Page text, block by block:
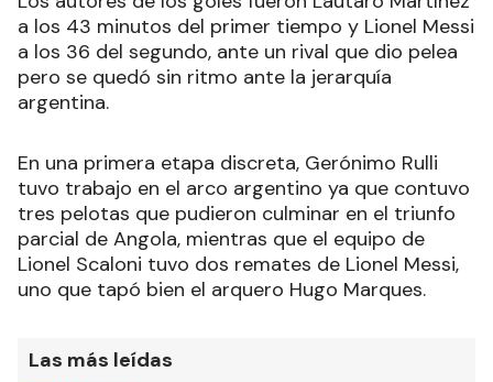
a los 43 minutos del primer tiempo y Lionel Messi
a los 36 del segundo, ante un rival que dio pelea
pero se quedó sin ritmo ante la jerarquía
argentina.
En una primera etapa discreta, Gerónimo Rulli
tuvo trabajo en el arco argentino ya que contuvo
tres pelotas que pudieron culminar en el triunfo
parcial de Angola, mientras que el equipo de
Lionel Scaloni tuvo dos remates de Lionel Messi,
uno que tapó bien el arquero Hugo Marques.
Las más leídas